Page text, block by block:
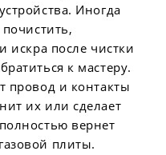
Иногда
почистить,
искра после чистки
к мастеру.
провод и контакты
их или сделает
вернет
плиты.